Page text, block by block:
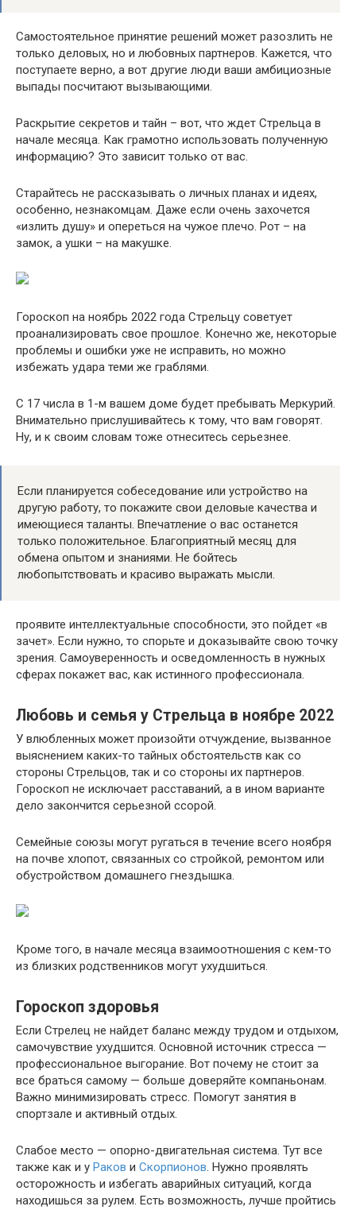
Самостоятельное принятие решений может разозлить не
только деловых, но и любовных партнеров. Кажется, что
поступаете верно, а вот другие люди ваши амбициозные
выпады посчитают вызывающими.
Раскрытие секретов и тайн – вот, что ждет Стрельца в
начале месяца. Как грамотно использовать полученную
информацию? Это зависит только от вас.
Старайтесь не рассказывать о личных планах и идеях,
особенно, незнакомцам. Даже если очень захочется
«излить душу» и опереться на чужое плечо. Рот – на
замок, а ушки – на макушке.
Гороскоп на ноябрь 2022 года Стрельцу советует
проанализировать свое прошлое. Конечно же, некоторые
проблемы и ошибки уже не исправить, но можно
избежать удара теми же граблями.
С 17 числа в 1-м вашем доме будет пребывать Меркурий.
Внимательно прислушивайтесь к тому, что вам говорят.
Ну, и к своим словам тоже отнеситесь серьезнее.
Если планируется собеседование или устройство на
другую работу, то покажите свои деловые качества и
имеющиеся таланты. Впечатление о вас останется
только положительное. Благоприятный месяц для
обмена опытом и знаниями. Не бойтесь
любопытствовать и красиво выражать мысли.
проявите интеллектуальные способности, это пойдет «в
зачет». Если нужно, то спорьте и доказывайте свою точку
зрения. Самоуверенность и осведомленность в нужных
сферах покажет вас, как истинного профессионала.
Любовь и семья у Стрельца в ноябре 2022
У влюбленных может произойти отчуждение, вызванное
выяснением каких-то тайных обстоятельств как со
стороны Стрельцов, так и со стороны их партнеров.
Гороскоп не исключает расставаний, а в ином варианте
дело закончится серьезной ссорой.
Семейные союзы могут ругаться в течение всего ноября
на почве хлопот, связанных со стройкой, ремонтом или
обустройством домашнего гнездышка.
Кроме того, в начале месяца взаимоотношения с кем-то
из близких родственников могут ухудшиться.
Гороскоп здоровья
Если Стрелец не найдет баланс между трудом и отдыхом,
самочувствие ухудшится. Основной источник стресса —
профессиональное выгорание. Вот почему не стоит за
все браться самому — больше доверяйте компаньонам.
Важно минимизировать стресс. Помогут занятия в
спортзале и активный отдых.
Слабое место — опорно-двигательная система. Тут все
также как и у Раков и Скорпионов. Нужно проявлять
осторожность и избегать аварийных ситуаций, когда
находишься за рулем. Есть возможность, лучше пройтись